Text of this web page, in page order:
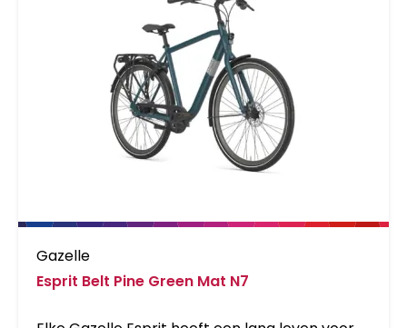
Gazelle
Esprit Belt Pine Green Mat N7